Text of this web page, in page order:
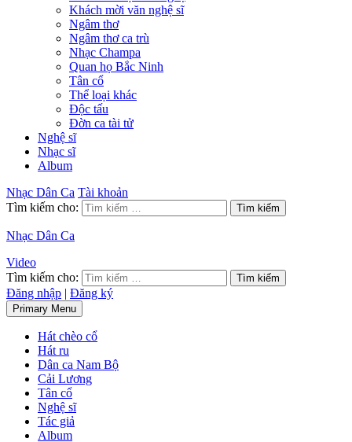
Khách mời văn nghệ sĩ
Ngâm thơ
Ngâm thơ ca trù
Nhạc Champa
Quan họ Bắc Ninh
Tân cổ
Thể loại khác
Độc tấu
Đờn ca tài tử
Nghệ sĩ
Nhạc sĩ
Album
Nhạc Dân Ca Tài khoản
Tìm kiếm cho:
Nhạc Dân Ca
Video
Tìm kiếm cho:
Đăng nhập | Đăng ký
Primary Menu
Hát chèo cổ
Hát ru
Dân ca Nam Bộ
Cải Lương
Tân cổ
Nghệ sĩ
Tác giả
Album